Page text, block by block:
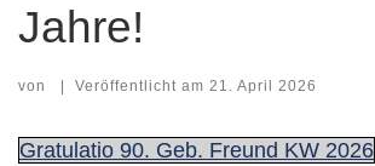
Jahre!
von | Veröffentlicht am 21. April 2026
Gratulatio 90. Geb. Freund KW 2026